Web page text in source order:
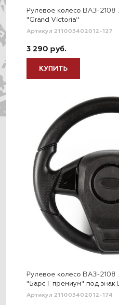
Рулевое колесо ВАЗ-2108
"Grand Victoria"
Артикул 211003402012-127
3 290 руб.
КУПИТЬ
Рулевое колесо ВАЗ-2108
"Барс Т премиум" под знак
Артикул 211003402012-174